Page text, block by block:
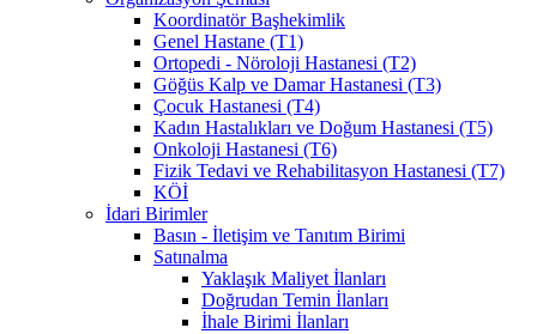
Koordinatör Başhekimlik
Genel Hastane (T1)
Ortopedi - Nöroloji Hastanesi (T2)
Göğüs Kalp ve Damar Hastanesi (T3)
Çocuk Hastanesi (T4)
Kadın Hastalıkları ve Doğum Hastanesi (T5)
Onkoloji Hastanesi (T6)
Fizik Tedavi ve Rehabilitasyon Hastanesi (T7)
KÖİ
İdari Birimler
Basın - İletişim ve Tanıtım Birimi
Satınalma
Yaklaşık Maliyet İlanları
Doğrudan Temin İlanları
İhale Birimi İlanları